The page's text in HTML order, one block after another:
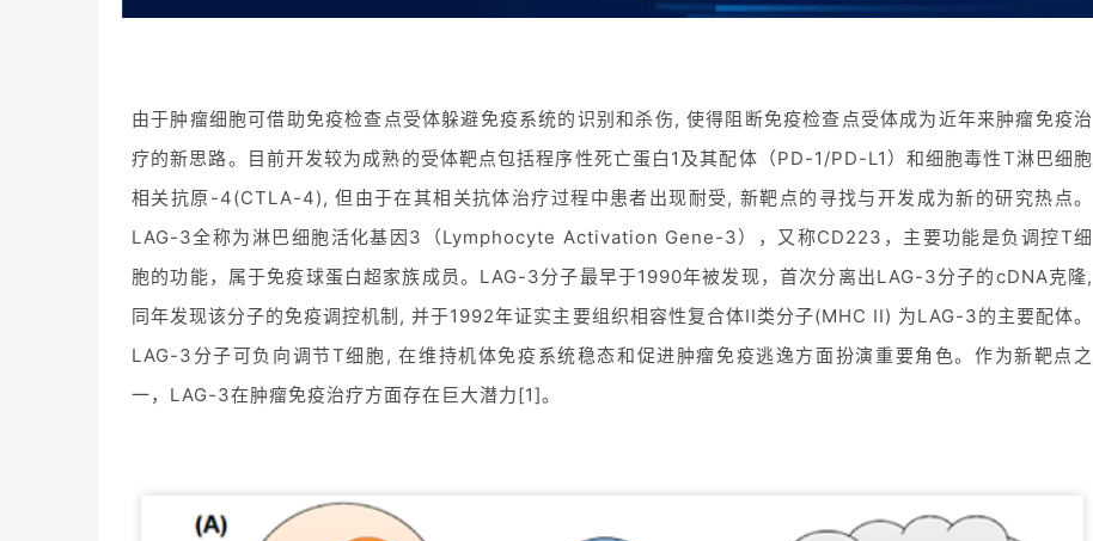
由于肿瘤细胞可借助免疫检查点受体躲避免疫系统的识别和杀伤, 使得阻断免疫检查点受体成为近年来肿瘤免疫治
疗的新思路。目前开发较为成熟的受体靶点包括程序性死亡蛋白1及其配体（PD-1/PD-L1）和细胞毒性T淋巴细胞
相关抗原-4(CTLA-4), 但由于在其相关抗体治疗过程中患者出现耐受, 新靶点的寻找与开发成为新的研究热点。
LAG-3全称为淋巴细胞活化基因3（Lymphocyte Activation Gene-3），又称CD223，主要功能是负调控T细
胞的功能，属于免疫球蛋白超家族成员。LAG-3分子最早于1990年被发现，首次分离出LAG-3分子的cDNA克隆,
同年发现该分子的免疫调控机制, 并于1992年证实主要组织相容性复合体II类分子(MHC II) 为LAG-3的主要配体。
LAG-3分子可负向调节T细胞, 在维持机体免疫系统稳态和促进肿瘤免疫逃逸方面扮演重要角色。作为新靶点之
一，LAG-3在肿瘤免疫治疗方面存在巨大潜力[1]。